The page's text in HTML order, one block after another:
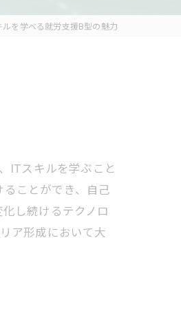
ルを学べる就労支援B型の魅力
ITスキルを学ぶこと
ことができ、自己
し続けるテクノロ
ア形成において大